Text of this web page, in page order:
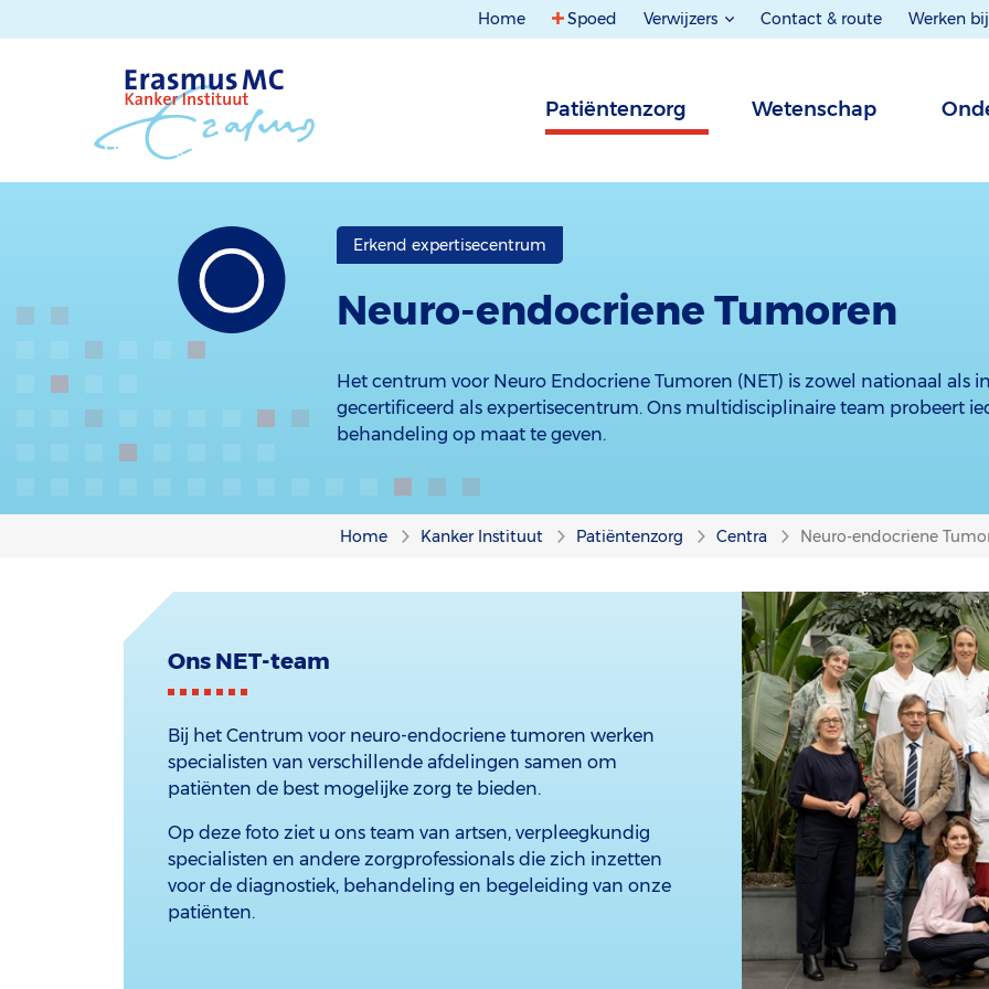
Home Spoed Verwijzers Contact & route Werken bij
Patiëntenzorg Wetenschap
Erkend expertisecentrum
Neuro-endocriene Tumoren
Het centrum voor Neuro Endocriene Tumoren (NET) is zowel nationaal als
gecertificeerd als expertisecentrum. Ons multidisciplinaire team probeert
behandeling op maat te geven.
Home Kanker Instituut Patiëntenzorg Centra Neuro-endocriene
Ons NET-team
Bij het Centrum voor neuro-endocriene tumoren werken
specialisten van verschillende afdelingen samen om
patiënten de best mogelijke zorg te bieden.
Op deze foto ziet u ons team van artsen, verpleegkundig
specialisten en andere zorgprofessionals die zich inzetten
voor de diagnostiek, behandeling en begeleiding van onze
patiënten.